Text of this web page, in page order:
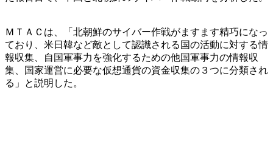
ＭＴＡＣは、「北朝鮮のサイバー作戦がますます精巧になっ
ており、米日韓など敵として認識される国の活動に対する情
報収集、自国軍事力を強化するための他国軍事力の情報収
集、国家運営に必要な仮想通貨の資金収集の３つに分類され
る」と説明した。